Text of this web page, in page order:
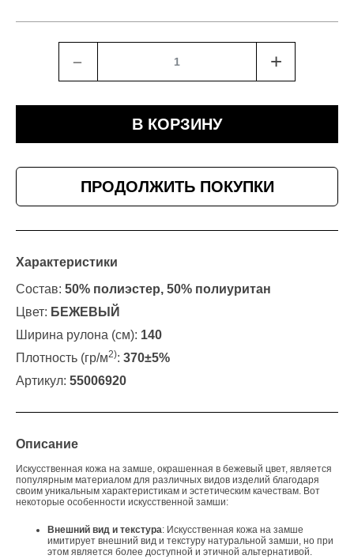
﹣ +
В КОРЗИНУ
ПРОДОЛЖИТЬ ПОКУПКИ
Характеристики
Состав: 50% полиэстер, 50% полиуритан
Цвет: БЕЖЕВЫЙ
Ширина рулона (см): 140
Плотность (гр/м2): 370±5%
Артикул: 55006920
Описание
Искусственная кожа на замше, окрашенная в бежевый цвет, является
популярным материалом для различных видов изделий благодаря
своим уникальным характеристикам и эстетическим качествам. Вот
некоторые особенности искусственной замши:
Внешний вид и текстура: Искусственная кожа на замше
имитирует внешний вид и текстуру натуральной замши, но при
этом является более доступной и этичной альтернативой.